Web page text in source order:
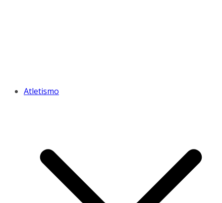
Atletismo